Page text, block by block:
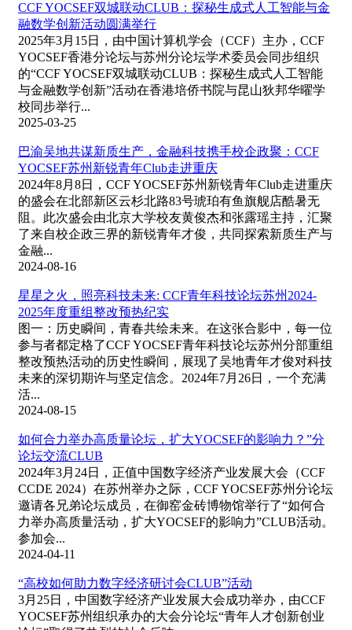
CCF YOCSEF双城联动CLUB：探秘生成式人工智能与金
融数学创新活动圆满举行
2025年3月15日，由中国计算机学会（CCF）主办，CCF
YOCSEF香港分论坛与苏州分论坛学术委员会同步组织
的“CCF YOCSEF双城联动CLUB：探秘生成式人工智能
与金融数学创新”活动在香港培侨书院与昆山狄邦华曜学
校同步举行...
2025-03-25
巴渝吴地共谋新质生产，金融科技携手校企政聚：CCF
YOCSEF苏州新锐青年Club走进重庆
2024年8月8日，CCF YOCSEF苏州新锐青年Club走进重庆
的盛会在北部新区云杉北路83号琥珀有鱼旗舰店酷暑无
阻。此次盛会由北京大学校友黄俊杰和张露瑶主持，汇聚
了来自校企政三界的新锐青年才俊，共同探索新质生产与
金融...
2024-08-16
星星之火，照亮科技未来: CCF青年科技论坛苏州2024-
2025年度重组整改预热纪实
图一：历史瞬间，青春共绘未来。在这张合影中，每一位
参与者都定格了CCF YOCSEF青年科技论坛苏州分部重组
整改预热活动的历史性瞬间，展现了吴地青年才俊对科技
未来的深切期许与坚定信念。2024年7月26日，一个充满
活...
2024-08-15
如何合力举办高质量论坛，扩大YOCSEF的影响力？”分
论坛交流CLUB
2024年3月24日，正值中国数字经济产业发展大会（CCF
CCDE 2024）在苏州举办之际，CCF YOCSEF苏州分论坛
邀请各兄弟论坛成员，在御窑金砖博物馆举行了“如何合
力举办高质量活动，扩大YOCSEF的影响力”CLUB活动。
参加会...
2024-04-11
“高校如何助力数字经济研讨会CLUB”活动
3月25日，中国数字经济产业发展大会成功举办，由CCF
YOCSEF苏州组织承办的大会分论坛“青年人才创新创业